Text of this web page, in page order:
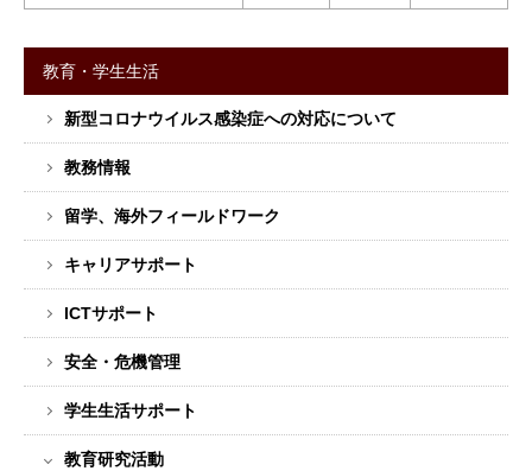
ー
メ
ニ
ュ
ー
教育・学生生活
新型コロナウイルス感染症への対応について
教務情報
留学、海外フィールドワーク
キャリアサポート
ICTサポート
安全・危機管理
学生生活サポート
教育研究活動